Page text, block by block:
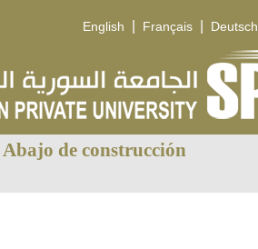
English | Français | Deutsch
Abajo de construcción